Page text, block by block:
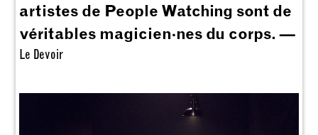
artistes de People Watching sont de
véritables magicien·nes du corps. —
Le Devoir